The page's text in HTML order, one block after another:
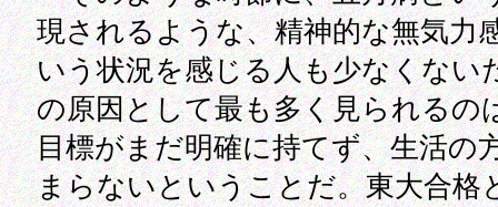
現されるような、精神的な無気力
いう状況を感じる人も少なくない
の原因として最も多く見られるの
目標がまだ明確に持てず、生活の
まらないということだ。東大合格